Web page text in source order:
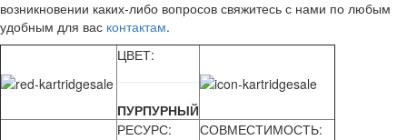
возникновении каких-либо вопросов свяжитесь с нами по любым
удобным для вас контактам.
ЦВЕТ:
ПУРПУРНЫЙ
РЕСУРС:
СОВМЕСТИМОСТЬ: